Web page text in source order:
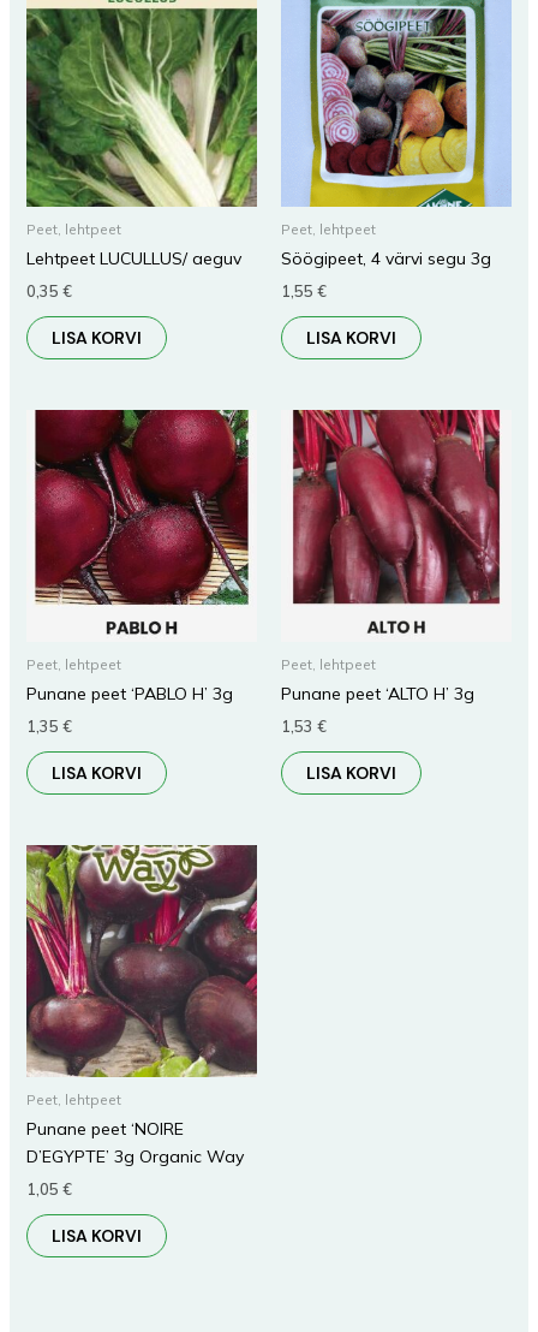
Peet, lehtpeet
Lehtpeet LUCULLUS/ aeguv
0,35 €
LISA KORVI
Peet, lehtpeet
Söögipeet, 4 värvi segu 3g
1,55 €
LISA KORVI
Peet, lehtpeet
Punane peet ‘PABLO H’ 3g
1,35 €
LISA KORVI
Peet, lehtpeet
Punane peet ‘ALTO H’ 3g
1,53 €
LISA KORVI
Peet, lehtpeet
Punane peet ‘NOIRE
D’EGYPTE’ 3g Organic Way
1,05 €
LISA KORVI